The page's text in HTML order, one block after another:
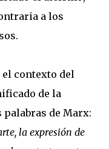
a los
contexto del
de la
de Marx:
la expresión de